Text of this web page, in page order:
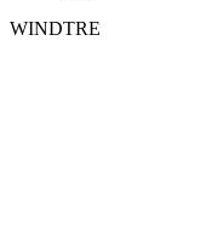
WINDTRE